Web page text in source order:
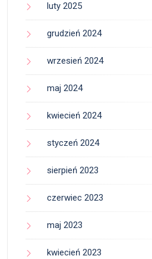
luty 2025
grudzień 2024
wrzesień 2024
maj 2024
kwiecień 2024
styczeń 2024
sierpień 2023
czerwiec 2023
maj 2023
kwiecień 2023